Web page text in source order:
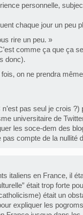
personnelle,
chaque jour un peu
rire un peu. »
comme ça que ça
donc).
on ne prendra
pas seul je crois
universitaire de
les soce-dem des
compte de la nullité
italiens en France, il
était trop forte
était un
expliquer les